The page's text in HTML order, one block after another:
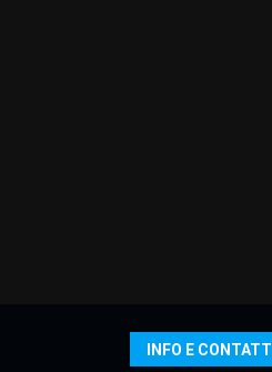
INFO E CONTATTI